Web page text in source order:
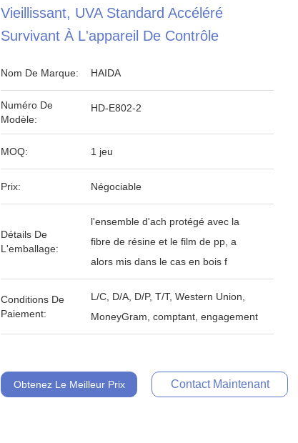
Vieillissant, UVA Standard Accéléré
Survivant À L'appareil De Contrôle
Nom De Marque: HAIDA
Numéro De
Modèle:
HD-E802-2
MOQ: 1 jeu
Prix: Négociable
Détails De
L'emballage:
l'ensemble d'ach protégé avec la
fibre de résine et le film de pp, a
alors mis dans le cas en bois f
Conditions De
Paiement:
L/C, D/A, D/P, T/T, Western Union,
MoneyGram, comptant, engagement
Obtenez Le Meilleur Prix Contact Maintenant